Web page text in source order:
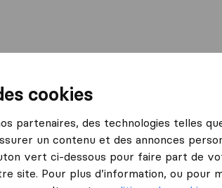
Ce que disent les
Professionnel (2)
cookies
partenaires, des technologies telles
un contenu et des annonces
vert ci-dessous pour faire part de
site. Pour plus d’information, ou pour